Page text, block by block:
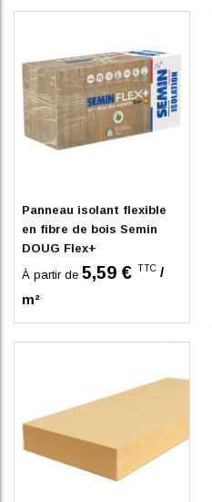
Panneau isolant flexible
en fibre de bois Semin
DOUG Flex+
À partir de 5,59 € TTC /
m²